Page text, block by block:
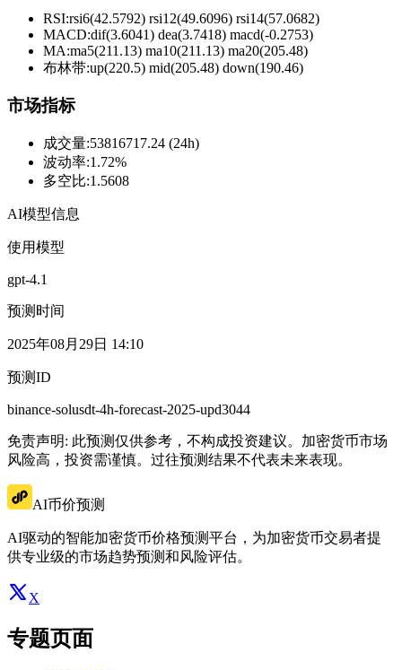
RSI:rsi6(42.5792) rsi12(49.6096) rsi14(57.0682)
MACD:dif(3.6041) dea(3.7418) macd(-0.2753)
MA:ma5(211.13) ma10(211.13) ma20(205.48)
布林带:up(220.5) mid(205.48) down(190.46)
市场指标
成交量:53816717.24 (24h)
波动率:1.72%
多空比:1.5608
AI模型信息
使用模型
gpt-4.1
预测时间
2025年08月29日 14:10
预测ID
binance-solusdt-4h-forecast-2025-upd3044
免责声明: 此预测仅供参考，不构成投资建议。加密货币市场
风险高，投资需谨慎。过往预测结果不代表未来表现。
AI币价预测
AI驱动的智能加密货币价格预测平台，为加密货币交易者提
供专业级的市场趋势预测和风险评估。
X
专题页面